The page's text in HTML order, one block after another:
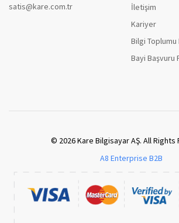
satis@kare.com.tr
İletişim
Kariyer
Bilgi
Bayi Başvuru
© 2026 Kare Bilgisayar AŞ. All Rights
A8 Enterprise B2B